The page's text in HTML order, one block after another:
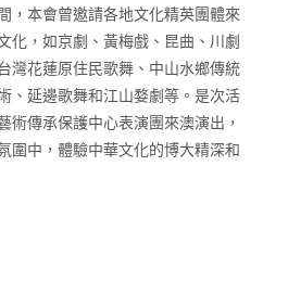
，本會曾邀請各地文化精英團體來
化，如京劇、黃梅戲、昆曲、川劇
灣花蓮原住民歌舞、中山水鄉傳統
、延邊歌舞和江山婺劇等。是次活
術傳承保護中心表演團來澳演出，
圍中，體驗中華文化的博大精深和